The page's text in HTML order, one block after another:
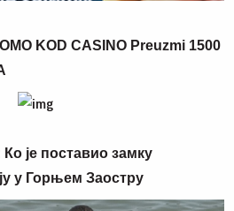
KOD CASINO Preuzmi 1500
је поставио замку
у Горњем Заостру